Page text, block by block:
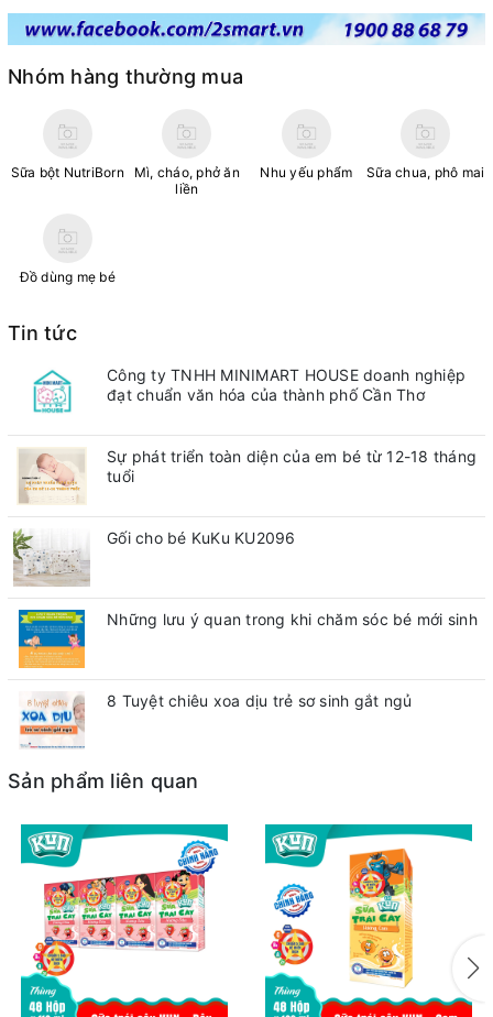
Nhóm hàng thường mua
Sữa bột NutriBorn
Mì, cháo, phở ăn
liền
Nhu yếu phẩm Sữa chua, phô mai
Đồ dùng mẹ bé
Tin tức
Công ty TNHH MINIMART HOUSE doanh nghiệp
đạt chuẩn văn hóa của thành phố Cần Thơ
Sự phát triển toàn diện của em bé từ 12-18 tháng
tuổi
Gối cho bé KuKu KU2096
Những lưu ý quan trong khi chăm sóc bé mới sinh
8 Tuyệt chiêu xoa dịu trẻ sơ sinh gắt ngủ
Sản phẩm liên quan